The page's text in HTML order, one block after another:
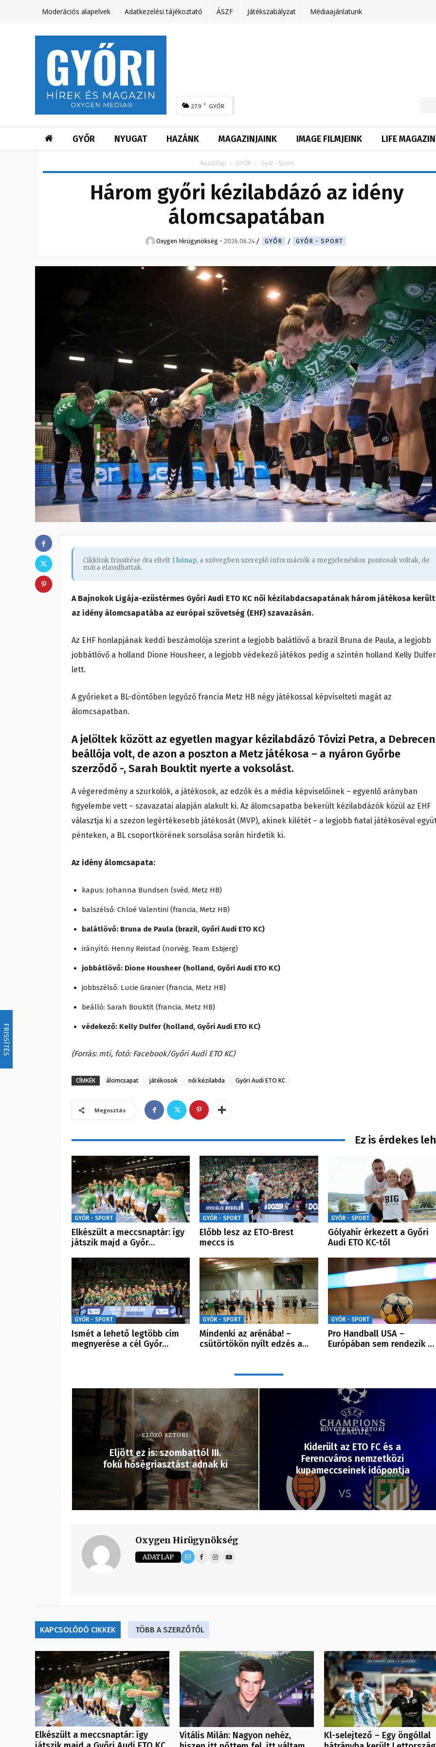
FRISSÍTÉS
Moderációs alapelvek Adatkezelési tájékoztató ÁSZF Játékszabályzat Médiaajánlatunk
27.9 C GYŐR
GYŐR NYUGAT HAZÁNK MAGAZINJAINK IMAGE FILMJEINK LIFE MAGAZIN
Kezdőlap GYŐR Győr - Sport
Három győri kézilabdázó az idény
álomcsapatában
Oxygen Hirügynökség - 2026.06.24. GYŐR GYŐR - SPORT
Cikkünk frissítése óta eltelt 1 hónap, a szövegben szereplő információk a megjelenéskor pontosak voltak, de
mára elavulhattak.
A Bajnokok Ligája-ezüstérmes Győri Audi ETO KC női kézilabdacsapatának három játékosa
az idény álomcsapatába az európai szövetség (EHF) szavazásán.
Az EHF honlapjának keddi beszámolója szerint a legjobb balátlövő a brazil Bruna de Paula, a legjobb
jobbátlövő a holland Dione Housheer, a legjobb védekező játékos pedig a szintén holland Kelly Dulfer
lett.
A győrieket a BL-döntőben legyőző francia Metz HB négy játékossal képviselteti magát az
álomcsapatban.
A jelöltek között az egyetlen magyar kézilabdázó Tóvizi Petra, a Debrecen
beállója volt, de azon a poszton a Metz játékosa – a nyáron Győrbe
szerződő -, Sarah Bouktit nyerte a voksolást.
A végeredmény a szurkolók, a játékosok, az edzők és a média képviselőinek – egyenlő arányban
figyelembe vett – szavazatai alapján alakult ki. Az álomcsapatba bekerült kézilabdázók közül az EHF
választja ki a szezon legértékesebb játékosát (MVP), akinek kilétét – a legjobb fiatal játékoséval
pénteken, a BL csoportkörének sorsolása során hirdetik ki.
Az idény álomcsapata:
kapus: Johanna Bundsen (svéd, Metz HB)
balszélső: Chloé Valentini (francia, Metz HB)
balátlövő: Bruna de Paula (brazil, Győri Audi ETO KC)
irányító: Henny Reistad (norvég, Team Esbjerg)
jobbátlövő: Dione Housheer (holland, Győri Audi ETO KC)
jobbszélső: Lucie Granier (francia, Metz HB)
beálló: Sarah Bouktit (francia, Metz HB)
védekező: Kelly Dulfer (holland, Győri Audi ETO KC)
(Forrás: mti, fotó: Facebook/Győri Audi ETO KC)
CÍMKÉK álomcsapat játékosok női kézilabda Győri Audi ETO KC
Megosztás
Ez is érdekes
GYŐR - SPORT
Elkészült a meccsnaptár: így
játszik majd a Győr…
GYŐR - SPORT
Előbb lesz az ETO-Brest
meccs is
GYŐR - SPORT
Gólyahír érkezett a Győri
Audi ETO KC-től
GYŐR - SPORT
Ismét a lehető legtöbb cím
megnyerése a cél Győr…
GYŐR - SPORT
Mindenki az arénába! –
csütörtökön nyílt edzés a…
GYŐR - SPORT
Pro Handball USA –
Európában sem rendezik …
ELŐZŐ SZTORI
Eljött ez is: szombattól III.
fokú hőségriasztást adnak ki
KÖVETKEZŐ SZTORI
Kiderült az ETO FC és a
Ferencváros nemzetközi
kupameccseinek időpontja
Oxygen Hirügynökség
ADATLAP
KAPCSOLÓDÓ CIKKEK TÖBB A SZERZŐTŐL
Elkészült a meccsnaptár: így
Vitális Milán: Nagyon nehéz,
Kl-selejtező – Egy öngóllal